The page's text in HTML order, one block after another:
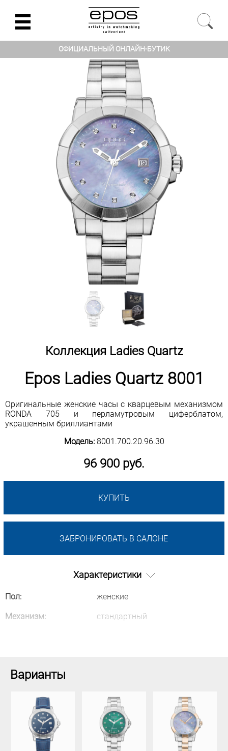
ОФИЦИАЛЬНЫЙ ОНЛАЙН-БУТИК
Коллекция Ladies Quartz
Epos Ladies Quartz 8001
Оригинальные женские часы с кварцевым механизмом
RONDA 705 и перламутровым циферблатом,
украшенным бриллиантами
Модель:8001.700.20.96.30
96 900 руб.
ЗАБРОНИРОВАТЬ В САЛОНЕ
КУПИТЬ
Характеристики
Пол: женские
Механизм: стандартный
Варианты